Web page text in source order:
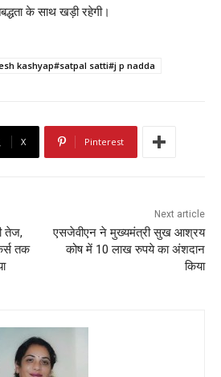
के साथ खड़ी रहेगी।
kashyap#satpal satti#j p nadda
X Pinterest
तेज,
तक
Next article
एसजेवीएन ने मुख्यमंत्री सुख आश्रय
कोष में 10 लाख रुपये का अंशदान
किया